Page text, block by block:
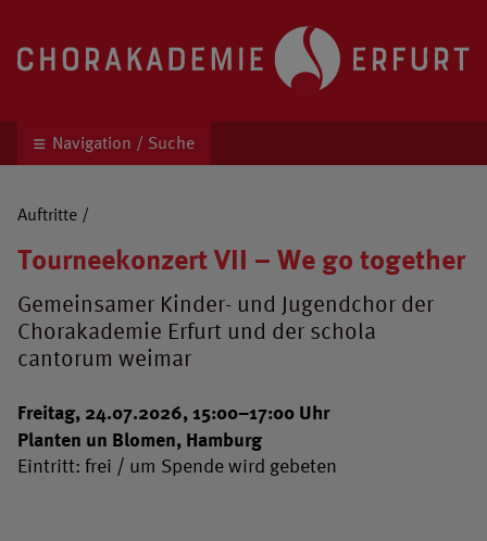
Navigation / Suche
Auftritte /
Tourneekonzert VII – We go together
Gemeinsamer Kinder- und Jugendchor der
Chorakademie Erfurt und der schola
cantorum weimar
Freitag, 24.07.2026, 15:00–17:00 Uhr
Planten un Blomen, Hamburg
Eintritt: frei / um Spende wird gebeten